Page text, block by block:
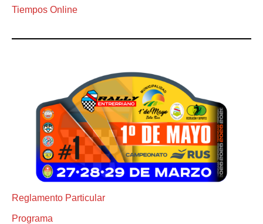
Tiempos Online
Reglamento Particular
Programa